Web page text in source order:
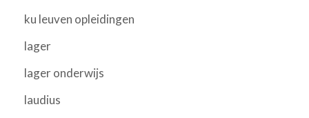
ku leuven opleidingen
lager
lager onderwijs
laudius